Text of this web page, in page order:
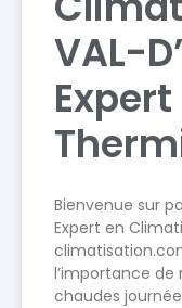
VAL-
Bienvenue sur
Expert en
l’importance de
chaudes